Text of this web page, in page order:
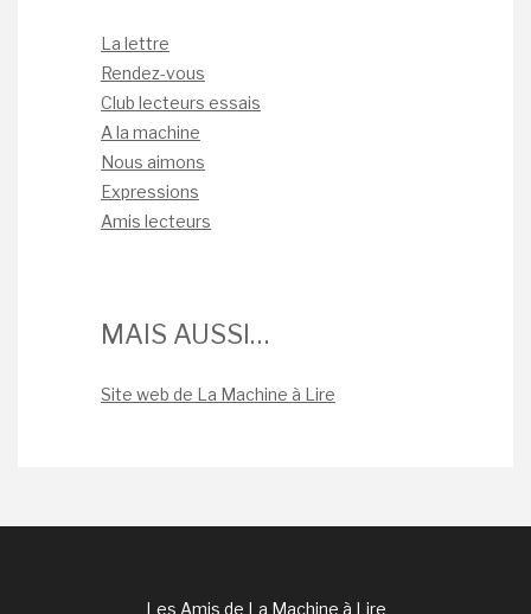
La lettre
Rendez-vous
Club lecteurs essais
A la machine
Nous aimons
Expressions
Amis lecteurs
MAIS AUSSI…
Site web de La Machine à Lire
Les Amis de La Machine à Lire